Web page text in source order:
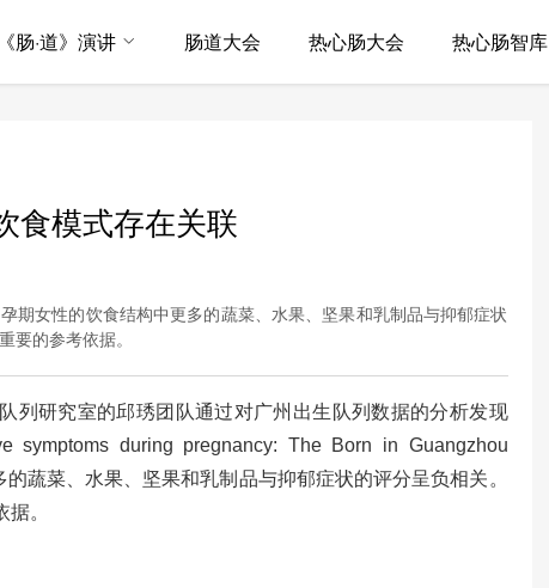
《肠·道》演讲 肠道大会 热心肠大会 热心肠智库
食模式存在关联
期女性的饮食结构中更多的蔬菜、水果、坚果和乳制品与抑郁症状
要的参考依据。
列研究室的邱琇团队通过对广州出生队列数据的分析发现
symptoms during pregnancy: The Born in Guangzhou
蔬菜、水果、坚果和乳制品与抑郁症状的评分呈负相关。
。